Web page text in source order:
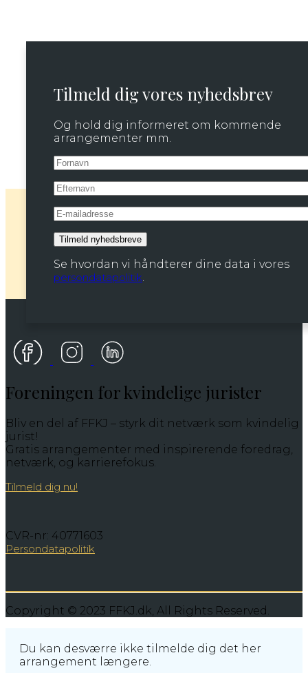
Tilmeld dig vores nyhedsbrev
Og hold dig informeret om kommende
arrangementer mm.
Se hvordan vi håndterer dine data i vores
persondatapolitik
Foreningen for kvindelige jurister
Bliv en del af FFKJ – styrk dit netværk som kvindelig
jurist!
Gratis arrangementer med inspirerende foredrag,
netværk, og karrierefokus.
Tilmeld dig nu!
CVR-nr: 40771603
Persondatapolitik
Copyright © 2023 FFKJ.dk, All Rights Reserved.
Du kan desværre ikke tilmelde dig det her
arrangement længere.